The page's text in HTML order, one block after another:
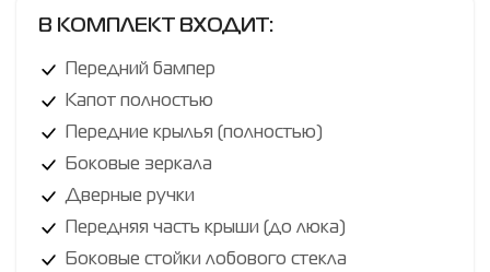
В КОМПЛЕКТ ВХОДИТ:
Передний бампер
Капот полностью
Передние крылья (полностью)
Боковые зеркала
Дверные ручки
Передняя часть крыши (до люка)
Боковые стойки лобового стекла